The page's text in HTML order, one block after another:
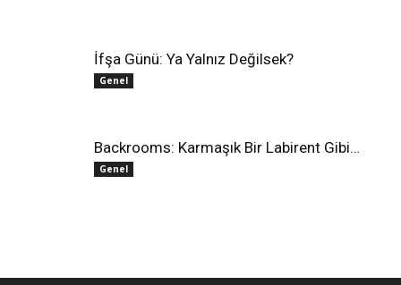
İfşa Günü: Ya Yalnız Değilsek?
Genel
Backrooms: Karmaşık Bir Labirent Gibi…
Genel